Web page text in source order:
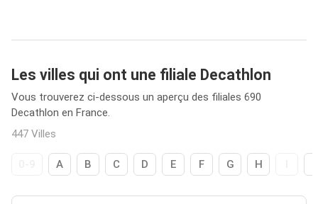
Les villes qui ont une filiale Decathlon
Vous trouverez ci-dessous un aperçu des filiales 690
Decathlon en France.
447 Villes
A B C D E F G H